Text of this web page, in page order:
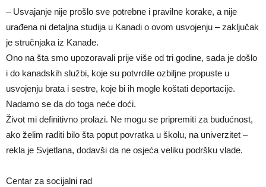
– Usvajanje nije prošlo sve potrebne i pravilne korake, a nije
urađena ni detaljna studija u Kanadi o ovom usvojenju – zaključak
je stručnjaka iz Kanade.
Ono na šta smo upozoravali prije više od tri godine, sada je došlo
i do kanadskih službi, koje su potvrdile ozbiljne propuste u
usvojenju brata i sestre, koje bi ih mogle koštati deportacije.
Nadamo se da do toga neće doći.
Život mi definitivno prolazi. Ne mogu se pripremiti za budućnost,
ako želim raditi bilo šta poput povratka u školu, na univerzitet –
rekla je Svjetlana, dodavši da ne osjeća veliku podršku vlade.
Centar za socijalni rad